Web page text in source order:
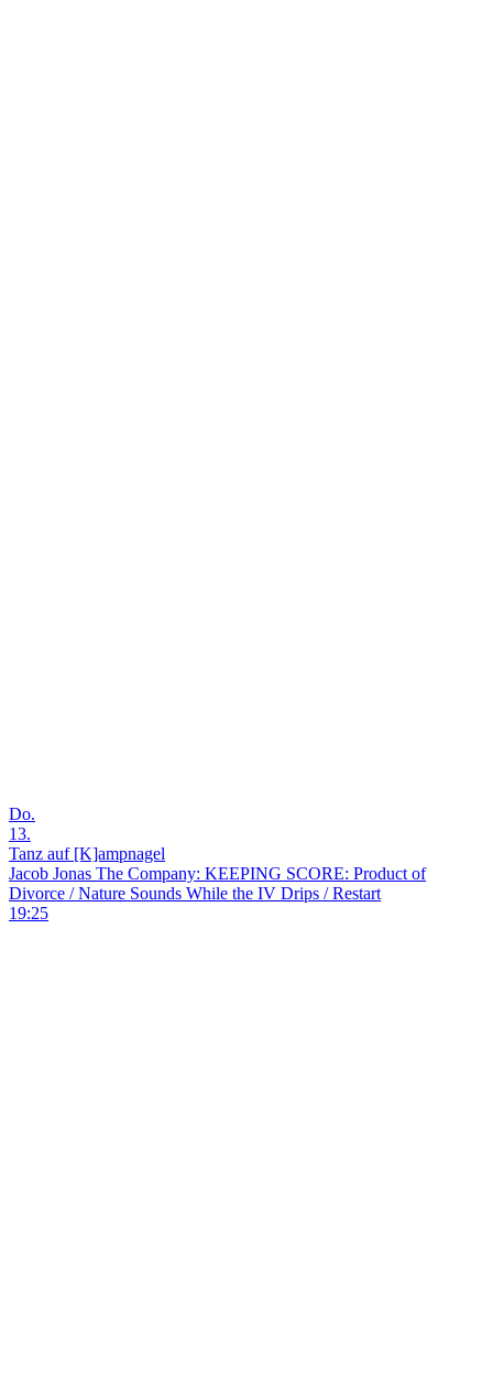
Do.
13.
Tanz auf [K]ampnagel
Jacob Jonas The Company: KEEPING SCORE: Product of
Divorce / Nature Sounds While the IV Drips / Restart
19:25